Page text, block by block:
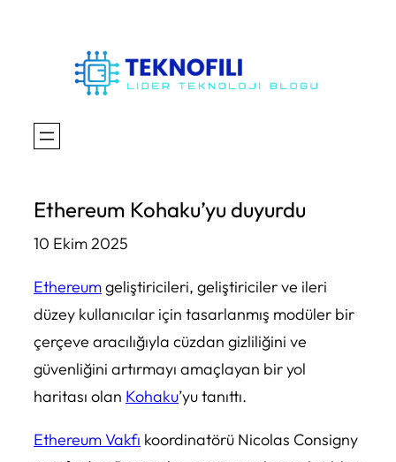
Ethereum Kohaku’yu duyurdu
10 Ekim 2025
Ethereumgeliştiricileri, geliştiriciler ve ileri
düzey kullanıcılar için tasarlanmış modüler bir
çerçeve aracılığıyla cüzdan gizliliğini ve
güvenliğini artırmayı amaçlayan bir yol
haritası olan Kohaku’yu tanıttı.
Ethereum Vakfı koordinatörü Nicolas Consigny